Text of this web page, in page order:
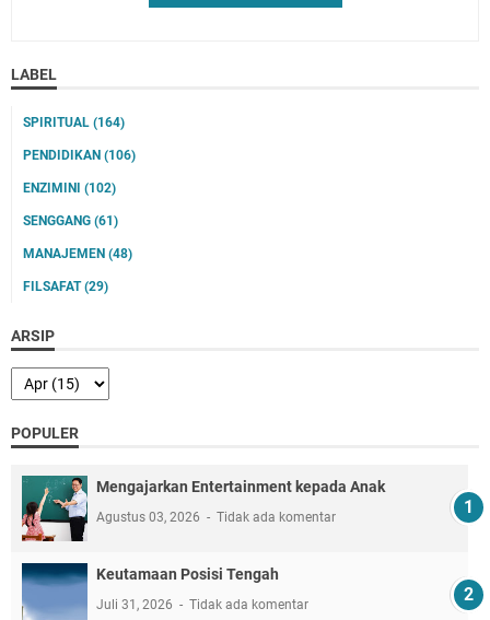
LABEL
SPIRITUAL (164)
PENDIDIKAN (106)
ENZIMINI (102)
SENGGANG (61)
MANAJEMEN (48)
FILSAFAT(29)
ARSIP
POPULER
Mengajarkan Entertainment kepada Anak
Agustus 03, 2026 Tidak ada komentar
Keutamaan Posisi Tengah
Juli 31, 2026 Tidak ada komentar